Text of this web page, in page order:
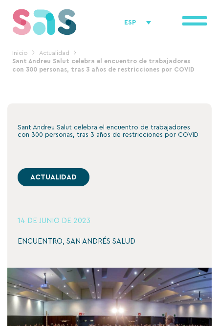
contenido
ESP
Inicio
Actualidad
Sant Andreu Salut celebra el encuentro de trabajadores
con 300 personas, tras 3 años de restricciones por COVID
Sant Andreu Salut celebra el encuentro de trabajadores
con 300 personas, tras 3 años de restricciones por COVID
ACTUALIDAD
14 DE JUNIO DE 2023
ENCUENTRO SAN ANDRÉS SALUD